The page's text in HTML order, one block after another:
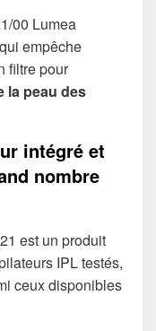
00 Lumea
empêche
filtre pour
la peau des
intégré et
nombre
est un produit
IPL testés,
ceux disponibles